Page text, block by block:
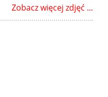
Zobacz więcej zdjęć ...